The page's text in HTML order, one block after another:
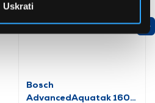
Uskrati
Bosch
AdvancedAquatak 160